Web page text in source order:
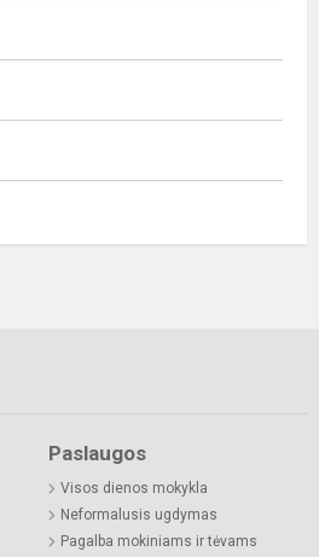
Paslaugos
Visos dienos mokykla
Neformalusis ugdymas
Pagalba mokiniams ir tėvams